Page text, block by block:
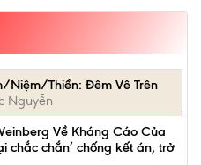
Niệm/Thiền: Đêm Vê Trên
Nguyễn
Về Kháng Cáo Của
chắc chắn’ chống kết án, trở